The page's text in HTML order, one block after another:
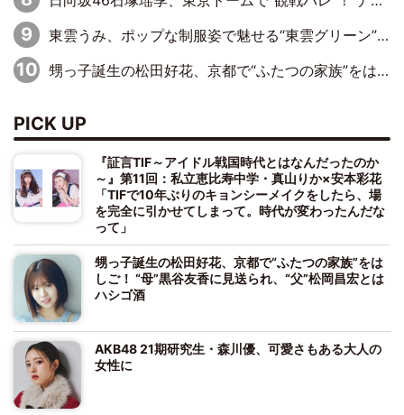
東雲うみ、ポップな制服姿で魅せる“東雲グリーン”の正体
甥っ子誕生の松田好花、京都で“ふたつの家族”をはしご！ “母”黒谷友香に見送られ、“父”松岡昌宏とはハシゴ酒
PICK UP
『証言TIF～アイドル戦国時代とはなんだったのか
～』第11回：私立恵比寿中学・真山りか×安本彩花
「TIFで10年ぶりのキョンシーメイクをしたら、場
を完全に引かせてしまって。時代が変わったんだな
って」
甥っ子誕生の松田好花、京都で“ふたつの家族”をは
しご！ “母”黒谷友香に見送られ、“父”松岡昌宏とは
ハシゴ酒
AKB48 21期研究生・森川優、可愛さもある大人の
女性に